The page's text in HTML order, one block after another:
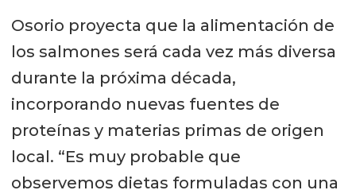
Osorio proyecta que la alimentación de
los salmones será cada vez más diversa
durante la próxima década,
incorporando nuevas fuentes de
proteínas y materias primas de origen
local. “Es muy probable que
observemos dietas formuladas con una